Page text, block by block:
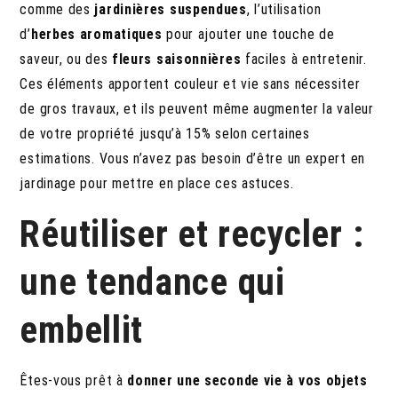
comme des jardinières suspendues, l’utilisation
d’ herbes aromatiques pour ajouter une touche de
saveur, ou des fleurs saisonnières faciles à entretenir.
Ces éléments apportent couleur et vie sans nécessiter
de gros travaux, et ils peuvent même augmenter la valeur
de votre propriété jusqu’à 15% selon certaines
estimations. Vous n’avez pas besoin d’être un expert en
jardinage pour mettre en place ces astuces.
Réutiliser et recycler :
une tendance qui
embellit
Êtes-vous prêt à donner une seconde vie à vos objets